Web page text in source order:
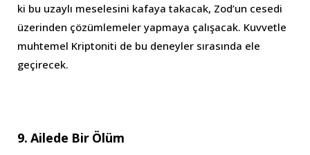
ki bu uzaylı meselesini kafaya takacak, Zod’un cesedi
üzerinden çözümlemeler yapmaya çalışacak. Kuvvetle
muhtemel Kriptoniti de bu deneyler sırasında ele
geçirecek.
9. Ailede Bir Ölüm